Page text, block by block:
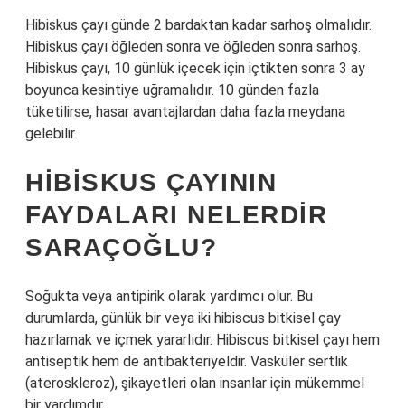
Hibiskus çayı günde 2 bardaktan kadar sarhoş olmalıdır.
Hibiskus çayı öğleden sonra ve öğleden sonra sarhoş.
Hibiskus çayı, 10 günlük içecek için içtikten sonra 3 ay
boyunca kesintiye uğramalıdır. 10 günden fazla
tüketilirse, hasar avantajlardan daha fazla meydana
gelebilir.
HIBISKUS ÇAYININ
FAYDALARI NELERDIR
SARAÇOĞLU?
Soğukta veya antipirik olarak yardımcı olur. Bu
durumlarda, günlük bir veya iki hibiscus bitkisel çay
hazırlamak ve içmek yararlıdır. Hibiscus bitkisel çayı hem
antiseptik hem de antibakteriyeldir. Vasküler sertlik
(ateroskleroz), şikayetleri olan insanlar için mükemmel